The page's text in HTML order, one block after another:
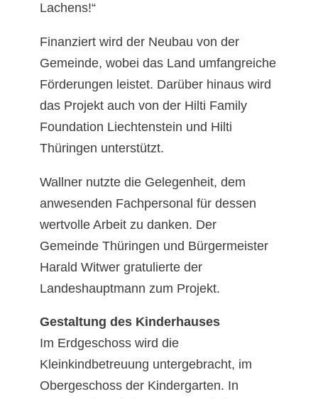
Lachens!“
Finanziert wird der Neubau von der
Gemeinde, wobei das Land umfangreiche
Förderungen leistet. Darüber hinaus wird
das Projekt auch von der Hilti Family
Foundation Liechtenstein und Hilti
Thüringen unterstützt.
Wallner nutzte die Gelegenheit, dem
anwesenden Fachpersonal für dessen
wertvolle Arbeit zu danken. Der
Gemeinde Thüringen und Bürgermeister
Harald Witwer gratulierte der
Landeshauptmann zum Projekt.
Gestaltung des Kinderhauses
Im Erdgeschoss wird die
Kleinkindbetreuung untergebracht, im
Obergeschoss der Kindergarten. In